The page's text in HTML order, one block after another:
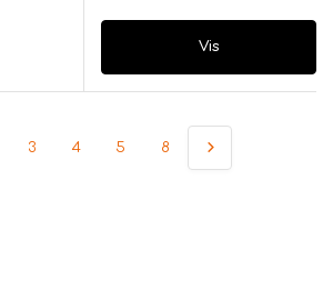
Vis
3 4 5 8